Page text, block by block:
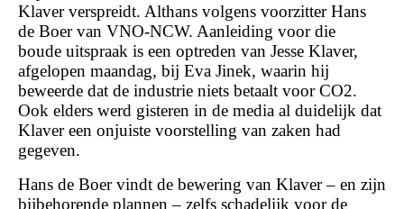
Klaver verspreidt. Althans volgens voorzitter Hans
de Boer van VNO-NCW. Aanleiding voor die
boude uitspraak is een optreden van Jesse Klaver,
afgelopen maandag, bij Eva Jinek, waarin hij
beweerde dat de industrie niets betaalt voor CO2.
Ook elders werd gisteren in de media al duidelijk dat
Klaver een onjuiste voorstelling van zaken had
gegeven.
Hans de Boer vindt de bewering van Klaver – en zijn
bijbehorende plannen – zelfs schadelijk voor de